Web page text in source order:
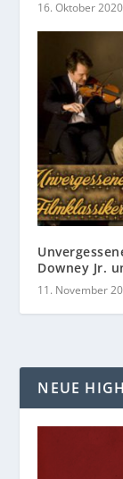
16. Oktober 2020
Downey Jr.
11. November
NEUE